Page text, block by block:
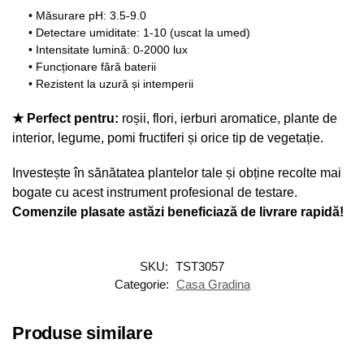
• Măsurare pH: 3.5-9.0
• Detectare umiditate: 1-10 (uscat la umed)
• Intensitate lumină: 0-2000 lux
• Funcționare fără baterii
• Rezistent la uzură și intemperii
★ Perfect pentru: roșii, flori, ierburi aromatice, plante de
interior, legume, pomi fructiferi și orice tip de vegetație.
Investește în sănătatea plantelor tale și obține recolte mai
bogate cu acest instrument profesional de testare.
Comenzile plasate astăzi beneficiază de livrare rapidă!
SKU: TST3057
Categorie: Casa Gradina
Produse similare